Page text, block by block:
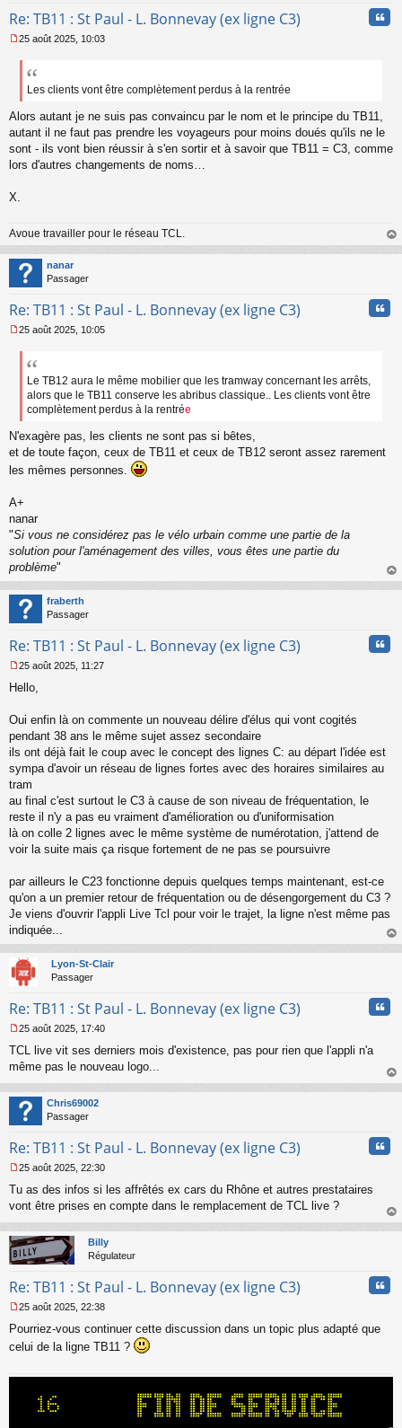
Re: TB11 : St Paul - L. Bonnevay (ex ligne C3)
e
a
g
e
o
n
25 août 2025, 10:03
Les clients vont être complètement perdus à la rentrée
Alors autant je ne suis pas convaincu par le nom et le principe du TB11,
autant il ne faut pas prendre les voyageurs pour moins doués qu'ils ne le
sont - ils vont bien réussir à s'en sortir et à savoir que TB11 = C3, comme
lors d'autres changements de noms…
X.
Avoue travailler pour le réseau TCL.
au
nanar
Passager
Re: TB11 : St Paul - L. Bonnevay (ex ligne C3)
e
e
n
l
25 août 2025, 10:05
Le TB12 aura le même mobilier que les tramway concernant les arrêts,
alors que le TB11 conserve les abribus classique.. Les clients vont être
complètement perdus à la rentrée
N'exagère pas, les clients ne sont pas si bêtes,
et de toute façon, ceux de TB11 et ceux de TB12 seront assez rarement
les mêmes personnes.
A+
nanar
"Si vous ne considérez pas le vélo urbain comme une partie de la
solution pour l'aménagement des villes, vous êtes une partie du
problème"
au
fraberth
Passager
Re: TB11 : St Paul - L. Bonnevay (ex ligne C3)
e
s
g
e
n
o
n
u
25 août 2025, 11:27
Hello,
Oui enfin là on commente un nouveau délire d'élus qui vont cogités
pendant 38 ans le même sujet assez secondaire
ils ont déjà fait le coup avec le concept des lignes C: au départ l'idée est
sympa d'avoir un réseau de lignes fortes avec des horaires similaires au
tram
au final c'est surtout le C3 à cause de son niveau de fréquentation, le
reste il n'y a pas eu vraiment d'amélioration ou d'uniformisation
là on colle 2 lignes avec le même système de numérotation, j'attend de
voir la suite mais ça risque fortement de ne pas se poursuivre
par ailleurs le C23 fonctionne depuis quelques temps maintenant, est-ce
qu'on a un premier retour de fréquentation ou de désengorgement du C3 ?
Je viens d'ouvrir l'appli Live Tcl pour voir le trajet, la ligne n'est même pas
indiquée...
au
Lyon-St-Clair
Passager
Re: TB11 : St Paul - L. Bonnevay (ex ligne C3)
e
s
a
g
e
o
l
u
25 août 2025, 17:40
TCL live vit ses derniers mois d'existence, pas pour rien que l'appli n'a
même pas le nouveau logo...
au
Chris69002
Passager
Re: TB11 : St Paul - L. Bonnevay (ex ligne C3)
e
s
a
g
e
o
l
u
25 août 2025, 22:30
Tu as des infos si les affrêtés ex cars du Rhône et autres prestataires
vont être prises en compte dans le remplacement de TCL live ?
au
Billy
Régulateur
Re: TB11 : St Paul - L. Bonnevay (ex ligne C3)
e
s
25 août 2025, 22:38
Pourriez-vous continuer cette discussion dans un topic plus adapté que
celui de la ligne TB11 ?